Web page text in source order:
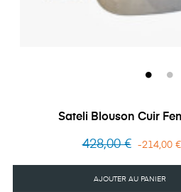
Sateli Blouson Cuir
Prix
428,00 € -214,00 €
AJOUTER AU PANIER